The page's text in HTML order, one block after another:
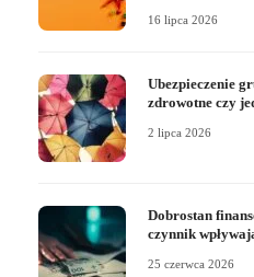
16 lipca 2026
Ubezpieczenie
zdrowotne czy
2 lipca 2026
Dobrostan
czynnik
25 czerwca 2026